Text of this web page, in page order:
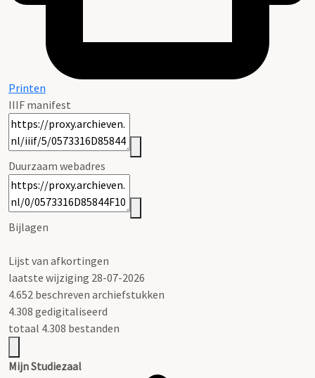
Printen
IIIF manifest
Duurzaam webadres
Bijlagen
Lijst van afkortingen
laatste wijziging 28-07-2026
4.652 beschreven archiefstukken
4.308 gedigitaliseerd
totaal 4.308 bestanden
Mijn Studiezaal